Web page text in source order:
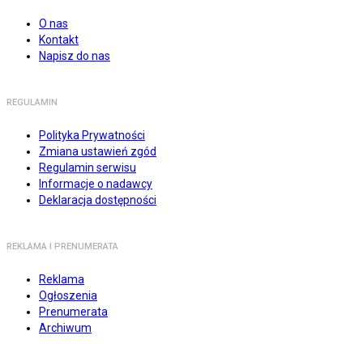
O nas
Kontakt
Napisz do nas
REGULAMIN
Polityka Prywatności
Zmiana ustawień zgód
Regulamin serwisu
Informacje o nadawcy
Deklaracja dostępności
REKLAMA I PRENUMERATA
Reklama
Ogłoszenia
Prenumerata
Archiwum